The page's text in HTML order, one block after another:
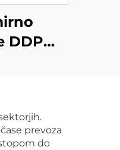
DDP
poštna
prevoza
do